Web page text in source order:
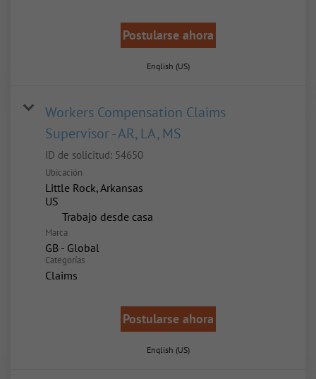
Postularse ahora
English (US)
Workers Compensation Claims
Supervisor - AR, LA, MS
ID de solicitud: 54650
Ubicación
Little Rock, Arkansas
inicio
Trabajo desde casa
Marca
GB - Global
Categorías
Claims
Postularse ahora
English (US)